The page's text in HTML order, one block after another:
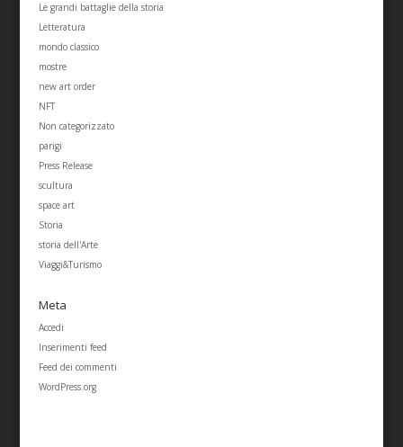
Le grandi battaglie della storia
Letteratura
mondo classico
mostre
new art order
NFT
Non categorizzato
parigi
Press Release
scultura
space art
Storia
storia dell'Arte
Viaggi&Turismo
Meta
Accedi
Inserimenti feed
Feed dei commenti
WordPress.org